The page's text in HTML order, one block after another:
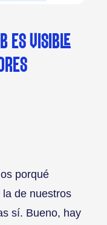
ES VISIBLE
porqué
de nuestros
sí. Bueno, hay